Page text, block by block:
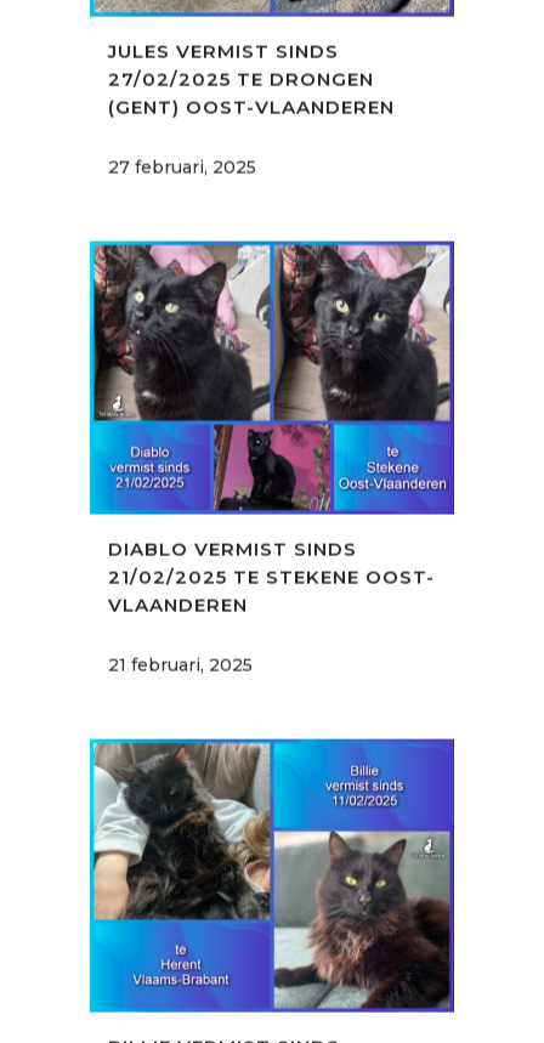
JULES VERMIST SINDS
27/02/2025 TE DRONGEN
(GENT) OOST-VLAANDEREN
27 februari, 2025
DIABLO VERMIST SINDS
21/02/2025 TE STEKENE OOST-
VLAANDEREN
21 februari, 2025